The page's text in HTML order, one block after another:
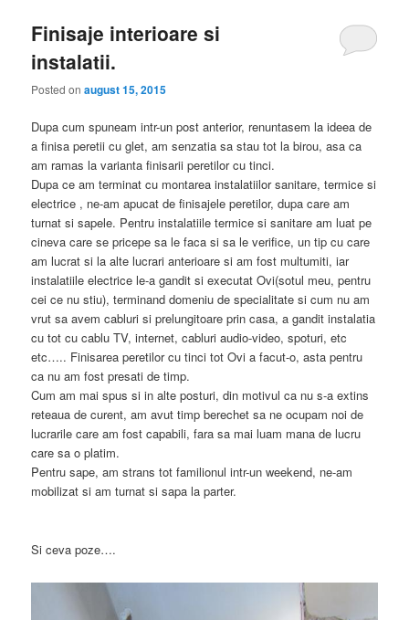
Finisaje interioare si
instalatii.
Posted onaugust 15, 2015
Dupa cum spuneam intr-un post anterior, renuntasem la ideea de
a finisa peretii cu glet, am senzatia sa stau tot la birou, asa ca
am ramas la varianta finisarii peretilor cu tinci.
Dupa ce am terminat cu montarea instalatiilor sanitare, termice si
electrice , ne-am apucat de finisajele peretilor, dupa care am
turnat si sapele. Pentru instalatiile termice si sanitare am luat pe
cineva care se pricepe sa le faca si sa le verifice, un tip cu care
am lucrat si la alte lucrari anterioare si am fost multumiti, iar
instalatiile electrice le-a gandit si executat Ovi(sotul meu, pentru
cei ce nu stiu), terminand domeniu de specialitate si cum nu am
vrut sa avem cabluri si prelungitoare prin casa, a gandit instalatia
cu tot cu cablu TV, internet, cabluri audio-video, spoturi, etc
etc….. Finisarea peretilor cu tinci tot Ovi a facut-o, asta pentru
ca nu am fost presati de timp.
Cum am mai spus si in alte posturi, din motivul ca nu s-a extins
reteaua de curent, am avut timp berechet sa ne ocupam noi de
lucrarile care am fost capabili, fara sa mai luam mana de lucru
care sa o platim.
Pentru sape, am strans tot familionul intr-un weekend, ne-am
mobilizat si am turnat si sapa la parter.
Si ceva poze….